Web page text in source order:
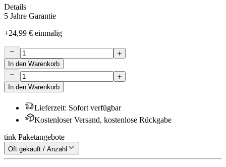
Details
5 Jahre Garantie
+24,99 € einmalig
In den Warenkorb
In den Warenkorb
Lieferzeit: Sofort verfügbar
Kostenloser Versand, kostenlose Rückgabe
tink Paketangebote
Oft gekauft / Anzahl